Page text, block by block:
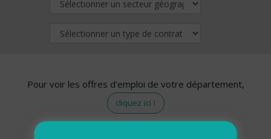
Pour voir les offres d'emploi de votre département,
cliquez ici !